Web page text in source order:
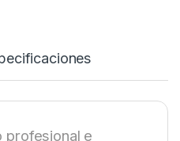
profesional e